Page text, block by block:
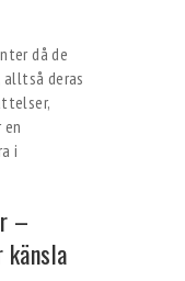
då de
deras
i
–
känsla